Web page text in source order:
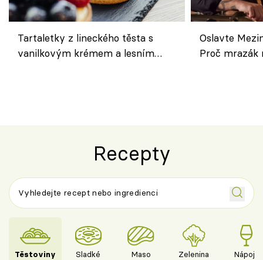
Tartaletky z lineckého těsta s
vanilkovým krémem a lesním
Oslavte
Proč
Recepty
Těstoviny Sladké Maso Zelenina Nápoje